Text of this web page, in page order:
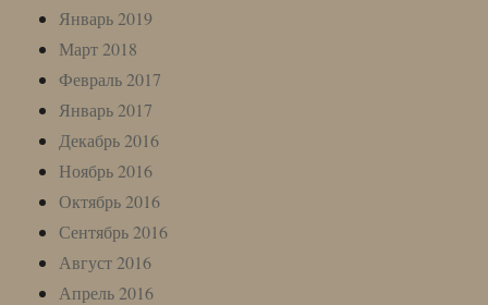
Январь 2019
Март 2018
Февраль 2017
Январь 2017
Декабрь 2016
Ноябрь 2016
Октябрь 2016
Сентябрь 2016
Август 2016
Апрель 2016